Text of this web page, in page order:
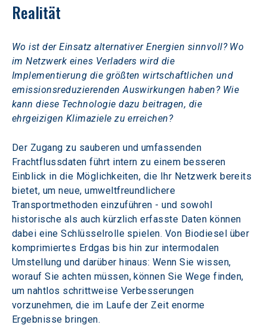
Realität
Wo ist der Einsatz alternativer Energien sinnvoll? Wo
im Netzwerk eines Verladers wird die
Implementierung die größten wirtschaftlichen und
emissionsreduzierenden Auswirkungen haben? Wie
kann diese Technologie dazu beitragen, die
ehrgeizigen Klimaziele zu erreichen?
Der Zugang zu sauberen und umfassenden
Frachtflussdaten führt intern zu einem besseren
Einblick in die Möglichkeiten, die Ihr Netzwerk bereits
bietet, um neue, umweltfreundlichere
Transportmethoden einzuführen - und sowohl
historische als auch kürzlich erfasste Daten können
dabei eine Schlüsselrolle spielen. Von Biodiesel über
komprimiertes Erdgas bis hin zur intermodalen
Umstellung und darüber hinaus: Wenn Sie wissen,
worauf Sie achten müssen, können Sie Wege finden,
um nahtlos schrittweise Verbesserungen
vorzunehmen, die im Laufe der Zeit enorme
Ergebnisse bringen.